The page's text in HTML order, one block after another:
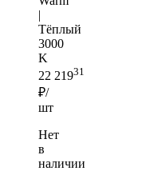
|
Тёплый
3000
K
22 21931
₽/
шт
Нет
в
наличии